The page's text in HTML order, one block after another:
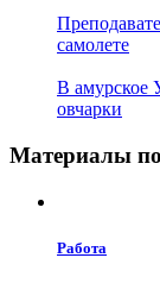
самолете
В
овчарки
Материалы
Работа